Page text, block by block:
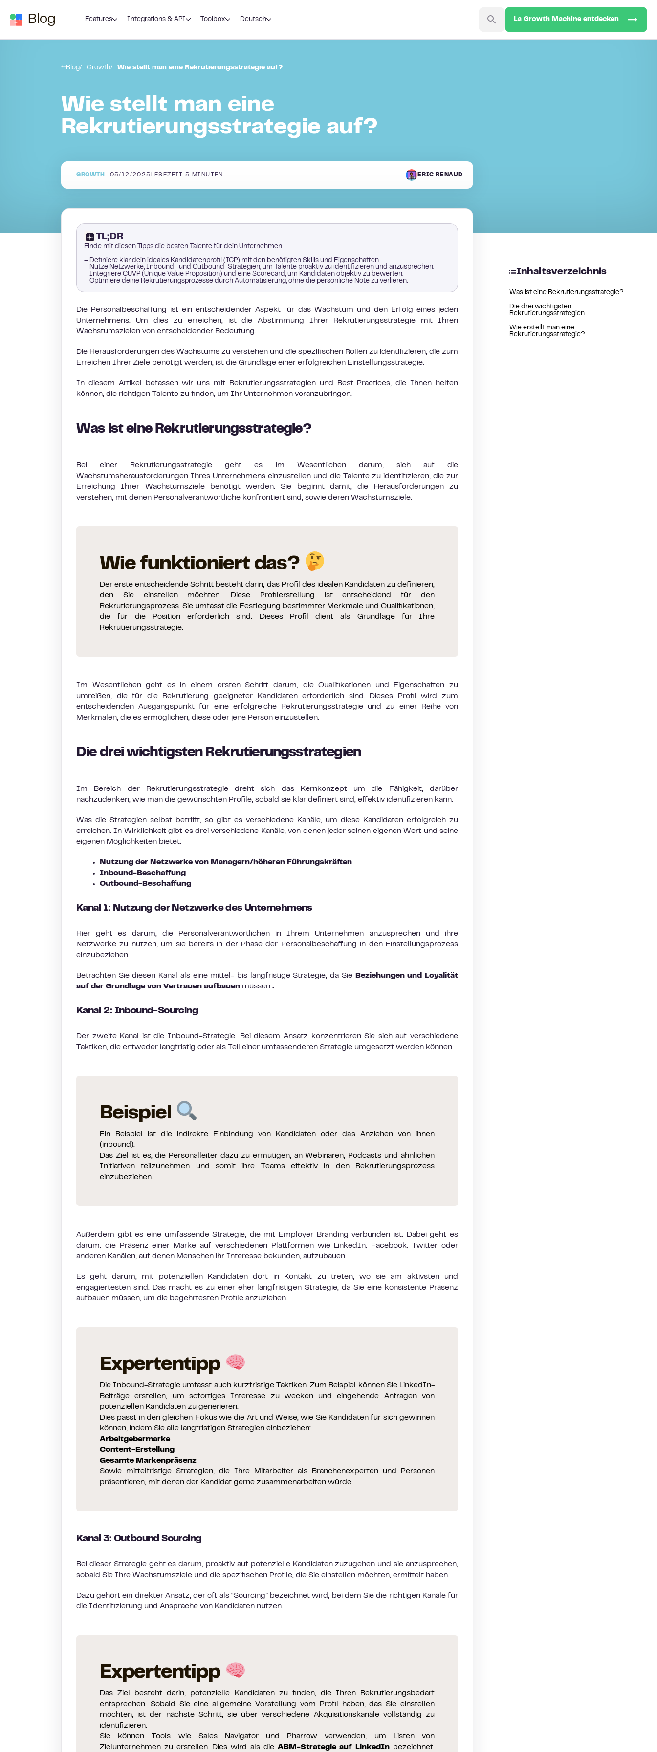
Blog Features Integrations & API Toolbox Deutsch La Growth Machine entdecken
Blog Growth Wie stellt man eine Rekrutierungsstrategie auf?
Wie stellt man eine
Rekrutierungsstrategie auf?
GROWTH 05/12/2025 LESEZEIT5 MINUTEN ERIC RENAUD
TL;DR
Finde mit diesen Tipps die besten Talente für dein Unternehmen:
– Definiere klar dein ideales Kandidatenprofil (ICP) mit den benötigten Skills und Eigenschaften.
– Nutze Netzwerke, Inbound- und Outbound-Strategien, um Talente proaktiv zu identifizieren und anzusprechen.
– Integriere CUVP (Unique Value Proposition) und eine Scorecard, um Kandidaten objektiv zu bewerten.
– Optimiere deine Rekrutierungsprozesse durch Automatisierung, ohne die persönliche Note zu verlieren.
Inhaltsverzeichnis
Was ist eine Rekrutierungsstrategie?
Die drei wichtigsten
Rekrutierungsstrategien
Wie erstellt man eine
Rekrutierungsstrategie?
Die Personalbeschaffung ist ein entscheidender Aspekt für das Wachstum und den Erfolg eines jeden
Unternehmens. Um dies zu erreichen, ist die Abstimmung Ihrer Rekrutierungsstrategie mit Ihren
Wachstumszielen von entscheidender Bedeutung.
Die Herausforderungen des Wachstums zu verstehen und die spezifischen Rollen zu identifizieren, die zum
Erreichen Ihrer Ziele benötigt werden, ist die Grundlage einer erfolgreichen Einstellungsstrategie.
In diesem Artikel befassen wir uns mit Rekrutierungsstrategien und Best Practices, die Ihnen helfen
können, die richtigen Talente zu finden, um Ihr Unternehmen voranzubringen.
Was ist eine Rekrutierungsstrategie?
Bei einer Rekrutierungsstrategie geht es im Wesentlichen darum, sich auf die
Wachstumsherausforderungen Ihres Unternehmens einzustellen und die Talente zu identifizieren, die zur
Erreichung Ihrer Wachstumsziele benötigt werden. Sie beginnt damit, die Herausforderungen zu
verstehen, mit denen Personalverantwortliche konfrontiert sind, sowie deren Wachstumsziele.
Wie funktioniert das?
Der erste entscheidende Schritt besteht darin, das Profil des idealen Kandidaten zu definieren,
den Sie einstellen möchten. Diese Profilerstellung ist entscheidend für den
Rekrutierungsprozess. Sie umfasst die Festlegung bestimmter Merkmale und Qualifikationen,
die für die Position erforderlich sind. Dieses Profil dient als Grundlage für Ihre
Rekrutierungsstrategie.
Im Wesentlichen geht es in einem ersten Schritt darum, die Qualifikationen und Eigenschaften zu
umreißen, die für die Rekrutierung geeigneter Kandidaten erforderlich sind. Dieses Profil wird zum
entscheidenden Ausgangspunkt für eine erfolgreiche Rekrutierungsstrategie und zu einer Reihe von
Merkmalen, die es ermöglichen, diese oder jene Person einzustellen.
Die drei wichtigsten Rekrutierungsstrategien
Im Bereich der Rekrutierungsstrategie dreht sich das Kernkonzept um die Fähigkeit, darüber
nachzudenken, wie man die gewünschten Profile, sobald sie klar definiert sind, effektiv identifizieren kann.
Was die Strategien selbst betrifft, so gibt es verschiedene Kanäle, um diese Kandidaten erfolgreich zu
erreichen. In Wirklichkeit gibt es drei verschiedene Kanäle, von denen jeder seinen eigenen Wert und seine
eigenen Möglichkeiten bietet:
Nutzung der Netzwerke von Managern/höheren Führungskräften
Inbound-Beschaffung
Outbound-Beschaffung
Kanal 1: Nutzung der Netzwerke des Unternehmens
Hier geht es darum, die Personalverantwortlichen in Ihrem Unternehmen anzusprechen und ihre
Netzwerke zu nutzen, um sie bereits in der Phase der Personalbeschaffung in den Einstellungsprozess
einzubeziehen.
Betrachten Sie diesen Kanal als eine mittel- bis langfristige Strategie, da Sie
Beziehungen und Loyalität
auf der Grundlage von Vertrauen aufbauen müssen .
Kanal 2: Inbound-Sourcing
Der zweite Kanal ist die Inbound-Strategie. Bei diesem Ansatz konzentrieren Sie sich auf verschiedene
Taktiken, die entweder langfristig oder als Teil einer umfassenderen Strategie umgesetzt werden können.
Beispiel
Ein Beispiel ist die indirekte Einbindung von Kandidaten oder das Anziehen von ihnen
(inbound).
Das Ziel ist es, die Personalleiter dazu zu ermutigen, an Webinaren, Podcasts und ähnlichen
Initiativen teilzunehmen und somit ihre Teams effektiv in den Rekrutierungsprozess
einzubeziehen.
Außerdem gibt es eine umfassende Strategie, die mit Employer Branding verbunden ist. Dabei geht es
darum, die Präsenz einer Marke auf verschiedenen Plattformen wie LinkedIn, Facebook, Twitter oder
anderen Kanälen, auf denen Menschen ihr Interesse bekunden, aufzubauen.
Es geht darum, mit potenziellen Kandidaten dort in Kontakt zu treten, wo sie am aktivsten und
engagiertesten sind. Das macht es zu einer eher langfristigen Strategie, da Sie eine konsistente Präsenz
aufbauen müssen, um die begehrtesten Profile anzuziehen.
Expertentipp
Die Inbound-Strategie umfasst auch kurzfristige Taktiken. Zum Beispiel können Sie LinkedIn-
Beiträge erstellen, um sofortiges Interesse zu wecken und eingehende Anfragen von
potenziellen Kandidaten zu generieren.
Dies passt in den gleichen Fokus wie die Art und Weise, wie Sie Kandidaten für sich gewinnen
können, indem Sie alle langfristigen Strategien einbeziehen:
Arbeitgebermarke
Content-Erstellung
Gesamte Markenpräsenz
Sowie mittelfristige Strategien, die Ihre Mitarbeiter als Branchenexperten und Personen
präsentieren, mit denen der Kandidat gerne zusammenarbeiten würde.
Kanal 3: Outbound Sourcing
Bei dieser Strategie geht es darum, proaktiv auf potenzielle Kandidaten zuzugehen und sie anzusprechen,
sobald Sie Ihre Wachstumsziele und die spezifischen Profile, die Sie einstellen möchten, ermittelt haben.
Dazu gehört ein direkter Ansatz, der oft als “Sourcing” bezeichnet wird, bei dem Sie die richtigen Kanäle für
die Identifizierung und Ansprache von Kandidaten nutzen.
Expertentipp
Das Ziel besteht darin, potenzielle Kandidaten zu finden, die Ihren Rekrutierungsbedarf
entsprechen. Sobald Sie eine allgemeine Vorstellung vom Profil haben, das Sie einstellen
möchten, ist der nächste Schritt, sie über verschiedene Akquisitionskanäle vollständig zu
identifizieren.
Sie können Tools wie Sales Navigator und Pharrow verwenden, um Listen von
Zielunternehmen zu erstellen. Dies wird als die ABM-Strategie auf LinkedIn bezeichnet.